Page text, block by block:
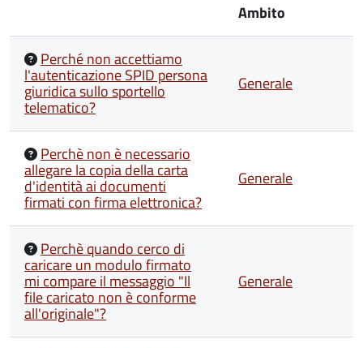
Ambito
Perché non accettiamo
l'autenticazione SPID persona
giuridica sullo sportello
telematico?
Generale
Perchè non è necessario
allegare la copia della carta
d'identità ai documenti
firmati con firma elettronica?
Generale
Perchè quando cerco di
caricare un modulo firmato
mi compare il messaggio "Il
file caricato non è conforme
all'originale"?
Generale